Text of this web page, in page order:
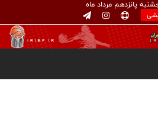
پانزدهم مرداد ماه